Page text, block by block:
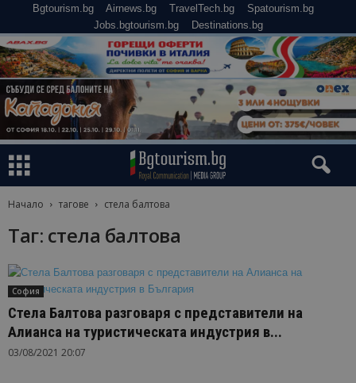
Bgtourism.bg Airnews.bg TravelTech.bg
Spatourism.bg
Jobs.bgtourism.bg
Destinations.bg
Начало тагове стела балтова
Таг: стела балтова
София
Стела Балтова разговаря с представители на
Алианса на туристическата индустрия в...
03/08/2021 20:07